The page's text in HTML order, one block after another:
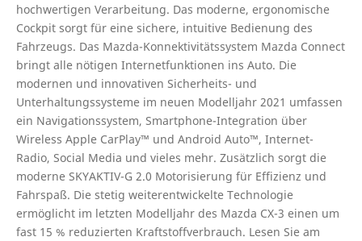
hochwertigen Verarbeitung. Das moderne, ergonomische
Cockpit sorgt für eine sichere, intuitive Bedienung des
Fahrzeugs. Das Mazda-Konnektivitätssystem Mazda Connect
bringt alle nötigen Internetfunktionen ins Auto. Die
modernen und innovativen Sicherheits- und
Unterhaltungssysteme im neuen Modelljahr 2021 umfassen
ein Navigationssystem, Smartphone-Integration über
Wireless Apple CarPlay™ und Android Auto™, Internet-
Radio, Social Media und vieles mehr. Zusätzlich sorgt die
moderne SKYAKTIV-G 2.0 Motorisierung für Effizienz und
Fahrspaß. Die stetig weiterentwickelte Technologie
ermöglicht im letzten Modelljahr des Mazda CX-3 einen um
fast 15 % reduzierten Kraftstoffverbrauch. Lesen Sie am